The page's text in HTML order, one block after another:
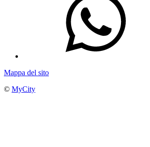
Mappa del sito
© MyCity